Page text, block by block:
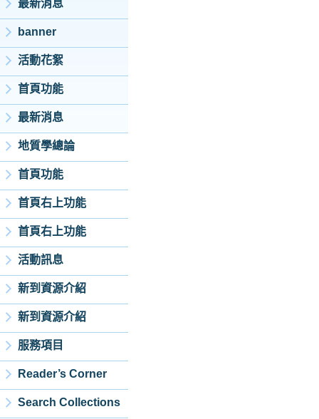
最新消息
banner
活動花絮
首頁功能
最新消息
地質學總論
首頁功能
首頁右上功能
首頁右上功能
活動訊息
新到資源介紹
新到資源介紹
服務項目
Reader’s Corner
Search Collections